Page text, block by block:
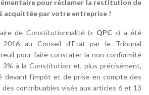
pour réclamer la restitution de
acquittée par votre entreprise !
de Constitutionnalité (« QPC») a été
au Conseil d’Etat par le Tribunal
pour faire constater la non-conformité
à la Constitution et, plus précisément,
devant l’impôt et de prise en compte des
contribuables visés aux articles 6 et 13